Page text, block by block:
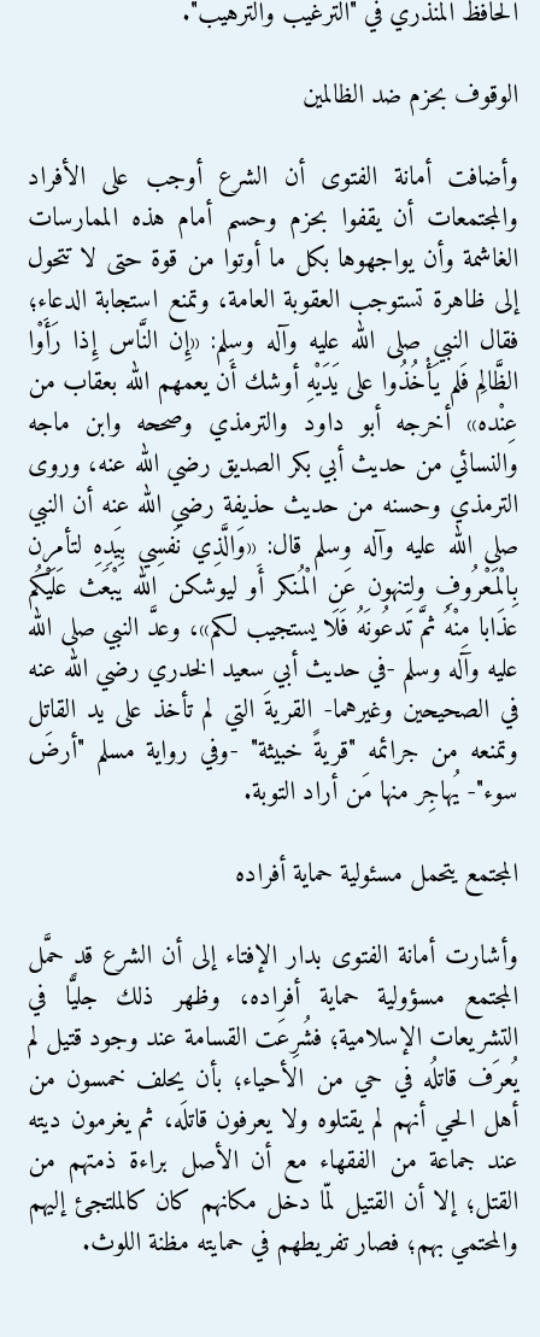
الحافظ المنذري في "الترغيب والترهيب".
الوقوف بحزم ضد الظالمين
وأضافت أمانة الفتوى أن الشرع أوجب على الأفراد
والمجتمعات أن يقفوا بحزم وحسم أمام هذه الممارسات
الغاشمة وأن يواجهوها بكل ما أوتوا من قوة حتى لا تتحول
إلى ظاهرة تستوجب العقوبة العامة، وتمنع استجابة الدعاء؛
فقال النبي صلى الله عليه وآله وسلم: «إِن النَّاس إِذا رَأَوْا
الظَّالِم فَلم يَأْخُذُوا على يَدَيْهِ أوشك أَن يعمهم الله بعقاب من
عِنْده» أخرجه أبو داود والترمذي وصححه وابن ماجه
والنسائي من حديث أبي بكر الصديق رضي الله عنه، وروى
الترمذي وحسنه من حديث حذيفة رضي الله عنه أن النبي
صلى الله عليه وآله وسلم قال: «وَالَّذِي نَفسِي بِيَدِهِ لتأمرن
بِالْمَعْرُوفِ ولتنهون عَن الْمُنكر أَو ليوشكن الله يبْعَث عَلَيْكُم
عذَابا مِنْهُ ثمَّ تَدعُونَهُ فَلَا يستجيب لكم»، وعدَّ النبي صلى الله
عليه وآله وسلم -في حديث أبي سعيد الخدري رضي الله عنه
في الصحيحين وغيرهما- القريةَ التي لم تأخذ على يد القاتل
وتمنعه من جرائمه "قريةً خبيثة" -وفي رواية مسلم "أرضَ
سوء"- يُهاجِر منها مَن أراد التوبة.
المجتمع يتحمل مسئولية حماية أفراده
وأشارت أمانة الفتوى بدار الإفتاء إلى أن الشرع قد حمَّل
المجتمع مسؤولية حماية أفراده، وظهر ذلك جليًّا في
التشريعات الإسلامية؛ فشُرِعَت القسامة عند وجود قتيل لم
يُعرَف قاتلُه في حي من الأحياء؛ بأن يحلف خمسون من
أهل الحي أنهم لم يقتلوه ولا يعرفون قاتلَه، ثم يغرمون ديته
عند جماعة من الفقهاء مع أن الأصل براءة ذمتهم من
القتل؛ إلا أن القتيل لمّا دخل مكانهم كان كالملتجئ إليهم
والمحتمي بهم؛ فصار تفريطهم في حمايته مظنة اللوث.